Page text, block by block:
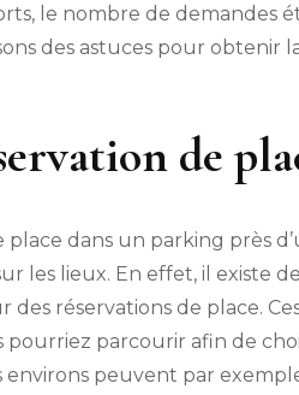
le nombre de demandes
des astuces pour obtenir
de
dans un parking près
les lieux. En effet, il existe
réservations de place.
parcourir afin de
environs peuvent par